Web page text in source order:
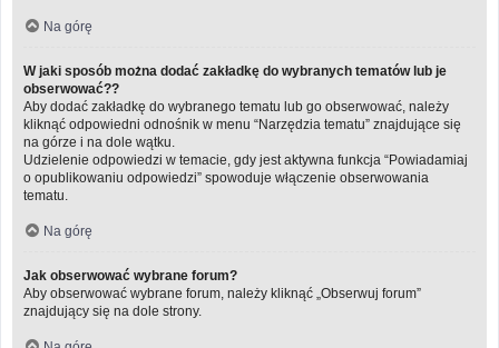
Na górę
W jaki sposób można dodać zakładkę do wybranych tematów lub je
obserwować??
Aby dodać zakładkę do wybranego tematu lub go obserwować, należy
kliknąć odpowiedni odnośnik w menu “Narzędzia tematu” znajdujące się
na górze i na dole wątku.
Udzielenie odpowiedzi w temacie, gdy jest aktywna funkcja “Powiadamiaj
o opublikowaniu odpowiedzi” spowoduje włączenie obserwowania
tematu.
Na górę
Jak obserwować wybrane forum?
Aby obserwować wybrane forum, należy kliknąć „Obserwuj forum”
znajdujący się na dole strony.